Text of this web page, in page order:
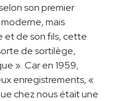
son premier
mais
et de son fils, cette
de sortilège,
». Car en 1959,
enregistrements, «
chez nous était une